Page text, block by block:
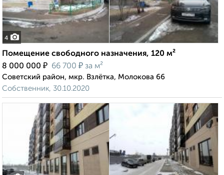
4
Помещение свободного назначения, 120 м²
8 000 000 ₽ 66 700 ₽ за м²
Советский район, мкр. Взлётка, Молокова 66
Собственник, 30.10.2020